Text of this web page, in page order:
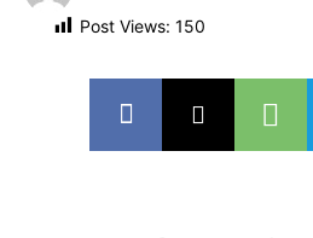
Post Views: 150